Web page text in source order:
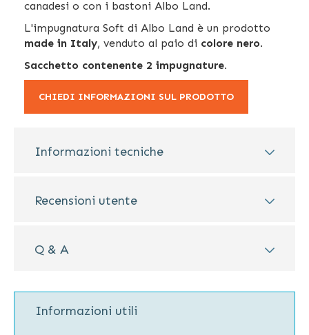
canadesi o con i bastoni Albo Land.
L'impugnatura Soft di Albo Land è un prodotto
made in Italy, venduto al paio di colore nero.
Sacchetto contenente 2 impugnature.
CHIEDI INFORMAZIONI SUL PRODOTTO
Informazioni tecniche
Recensioni utente
Q & A
Informazioni utili